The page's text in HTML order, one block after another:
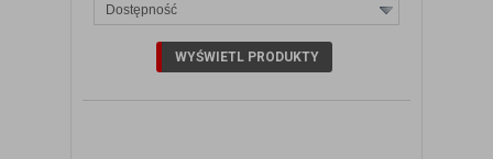
Dostępność
ZOBACZ SZCZEGÓŁY